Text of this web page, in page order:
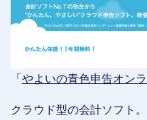
「 やよいの青色申告オン
クラウド型の会計ソフト